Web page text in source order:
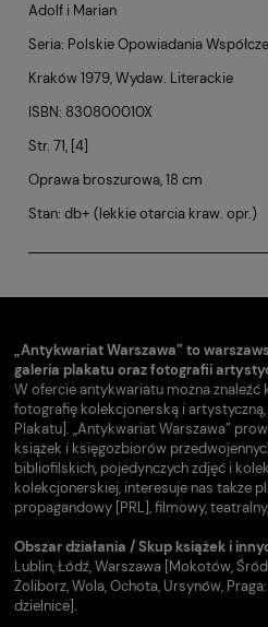
Adolf i Marian
Seria: Polskie Opowiadania
Kraków 1979, Wydaw. Literackie
ISBN: 830800010X
Str. 71, [4]
Oprawa broszurowa, 18 cm
Stan: db+ (lekkie otarcia kraw. opr.)
„Antykwariat Warszawa” to
galeria plakatu oraz fotografii
W ofercie antykwariatu można znaleźć
fotografię kolekcjonerską i artystyczną,
Plakatu]. „Antykwariat Warszawa”
książek i księgozbiorów
bibliofilskich, pojedynczych zdjęć i
kolekcjonerskiej, interesuje nas także
propagandowy [PRL], filmowy,
Obszar działania / Skup książek i
Lublin, Łódź, Warszawa [Mokotów,
Żoliborz, Wola, Ochota, Ursynów,
dzielnice].